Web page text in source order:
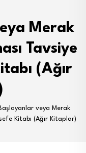
Merak
Tavsiye
(Ağır
veya Merak
Kitabı (Ağır Kitaplar)